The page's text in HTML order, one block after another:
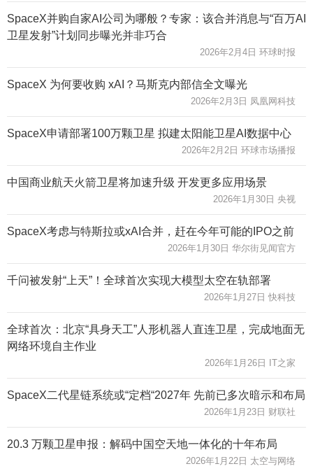
SpaceX并购自家AI公司为哪般？专家：该合并消息与“百万AI
卫星发射”计划同步曝光并非巧合
2026年2月4日 环球时报
SpaceX 为何要收购 xAI？马斯克内部信全文曝光
2026年2月3日 凤凰网科技
SpaceX申请部署100万颗卫星 拟建太阳能卫星AI数据中心
2026年2月2日 环球市场播报
中国商业航天火箭卫星将加速升级 开发更多应用场景
2026年1月30日 央视
SpaceX考虑与特斯拉或xAI合并，赶在今年可能的IPO之前
2026年1月30日 华尔街见闻官方
千问被发射“上天”！全球首次实现大模型太空在轨部署
2026年1月27日 快科技
全球首次：北京“具身天工”人形机器人直连卫星，完成地面无
网络环境自主作业
2026年1月26日 IT之家
SpaceX二代星链系统或“定档“2027年 先前已多次暗示和布局
2026年1月23日 财联社
20.3 万颗卫星申报：解码中国空天地一体化的十年布局
2026年1月22日 太空与网络